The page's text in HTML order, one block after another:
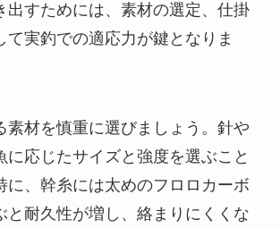
出すためには、素材の選定、仕掛
て実釣での適応力が鍵となりま
素材を慎重に選びましょう。針や
に応じたサイズと強度を選ぶこと
に、幹糸には太めのフロロカーボ
と耐久性が増し、絡まりにくくな